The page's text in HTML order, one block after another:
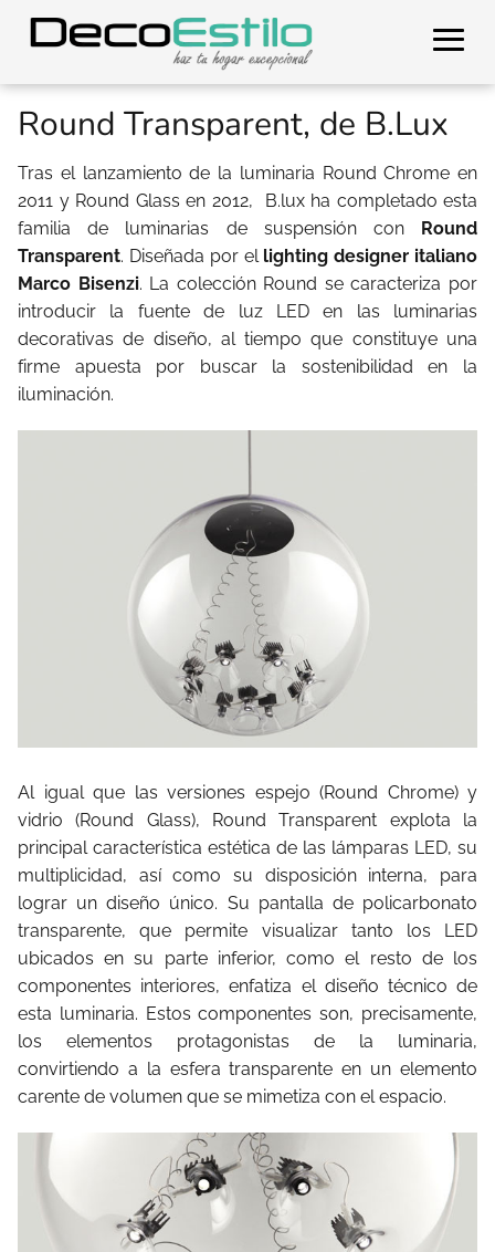
Round Transparent, de B.Lux
Tras el lanzamiento de la luminaria Round Chrome en
2011 y Round Glass en 2012,
B.lux ha completado esta
familia de luminarias de suspensión con Round
Transparent. Diseñada por el lighting designer italiano
Marco Bisenzi. La colección Round se caracteriza por
introducir la fuente de luz LED en las luminarias
decorativas de diseño, al tiempo que constituye una
firme apuesta por buscar la sostenibilidad en la
iluminación.
Al igual que las versiones espejo (Round Chrome) y
vidrio (Round Glass), Round Transparent explota la
principal característica estética de las lámparas LED, su
multiplicidad, así como su disposición interna, para
lograr un diseño único. Su pantalla de policarbonato
transparente, que permite visualizar tanto los LED
ubicados en su parte inferior, como el resto de los
componentes interiores, enfatiza el diseño técnico de
esta luminaria. Estos componentes son, precisamente,
los elementos protagonistas de la luminaria,
convirtiendo a la esfera transparente en un elemento
carente de volumen que se mimetiza con el espacio.